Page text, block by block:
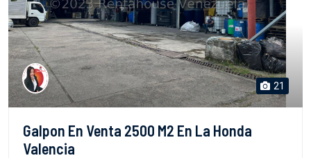
21
Galpon En Venta 2500 M2 En La Honda
Valencia